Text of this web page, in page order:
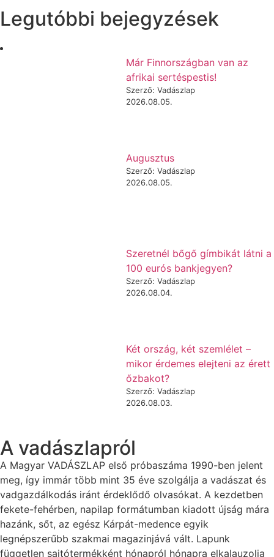
Legutóbbi bejegyzések
Már Finnországban van az
afrikai sertéspestis!
Szerző: Vadászlap
2026.08.05.
Augusztus
Szerző: Vadászlap
2026.08.05.
Szeretnél bőgő gímbikát látni a
100 eurós bankjegyen?
Szerző: Vadászlap
2026.08.04.
Két ország, két szemlélet –
mikor érdemes elejteni az érett
őzbakot?
Szerző: Vadászlap
2026.08.03.
A vadászlapról
A Magyar VADÁSZLAP első próbaszáma 1990-ben jelent
meg, így immár több mint 35 éve szolgálja a vadászat és
vadgazdálkodás iránt érdeklődő olvasókat. A kezdetben
fekete-fehérben, napilap formátumban kiadott újság mára
hazánk, sőt, az egész Kárpát-medence egyik
legnépszerűbb szakmai magazinjává vált. Lapunk
független sajtótermékként hónapról hónapra elkalauzolja